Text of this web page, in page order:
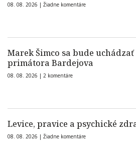
08. 08. 2026 | Žiadne komentáre
Marek Šimco sa bude uchádzať
primátora Bardejova
08. 08. 2026 | 2 komentáre
Levice, pravice a psychické
08. 08. 2026 | Žiadne komentáre